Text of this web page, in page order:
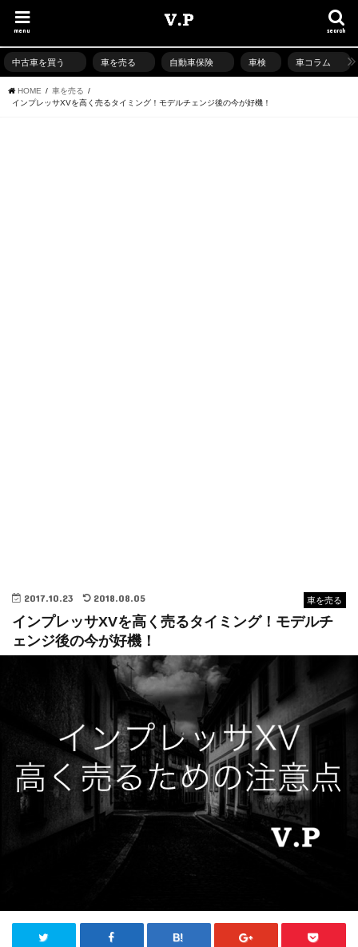
search
menu
中古車を買う 車を売る 自動車保険 車検 車コラム
HOME
車を売る
インプレッサXVを高く売るタイミング！モデルチェンジ後の今が好機！
車を売る
2017.10.23 2018.08.05
インプレッサXVを高く売るタイミング！モデルチ
ェンジ後の今が好機！